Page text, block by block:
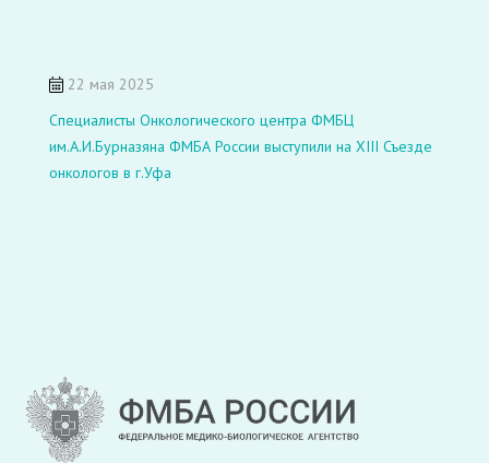
22 мая 2025
Специалисты Онкологического центра ФМБЦ
им.А.И.Бурназяна ФМБА России выступили на XIII Съезде
онкологов в г.Уфа